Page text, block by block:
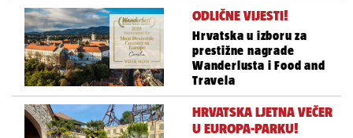
ODLIČNE VIJESTI!
Hrvatska u izboru za
prestižne nagrade
Wanderlusta i Food and
Travela
HRVATSKA LJETNA VEČER
U EUROPA-PARKU!